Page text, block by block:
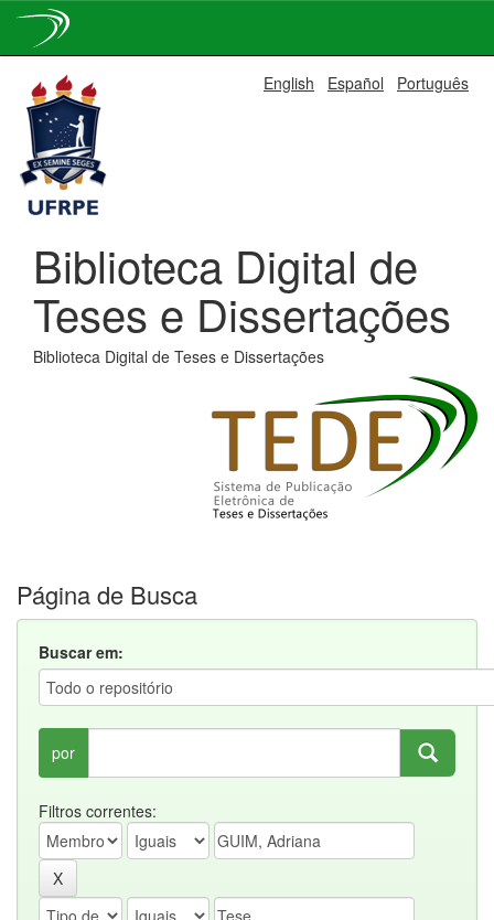
navigation
English Español Português
Biblioteca Digital de
Teses e Dissertações
Biblioteca Digital de Teses e Dissertações
Página de Busca
Buscar em:
por
Filtros correntes: